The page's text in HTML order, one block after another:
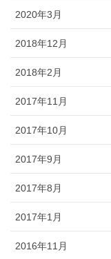
2020年3月
2018年12月
2018年2月
2017年11月
2017年10月
2017年9月
2017年8月
2017年1月
2016年11月